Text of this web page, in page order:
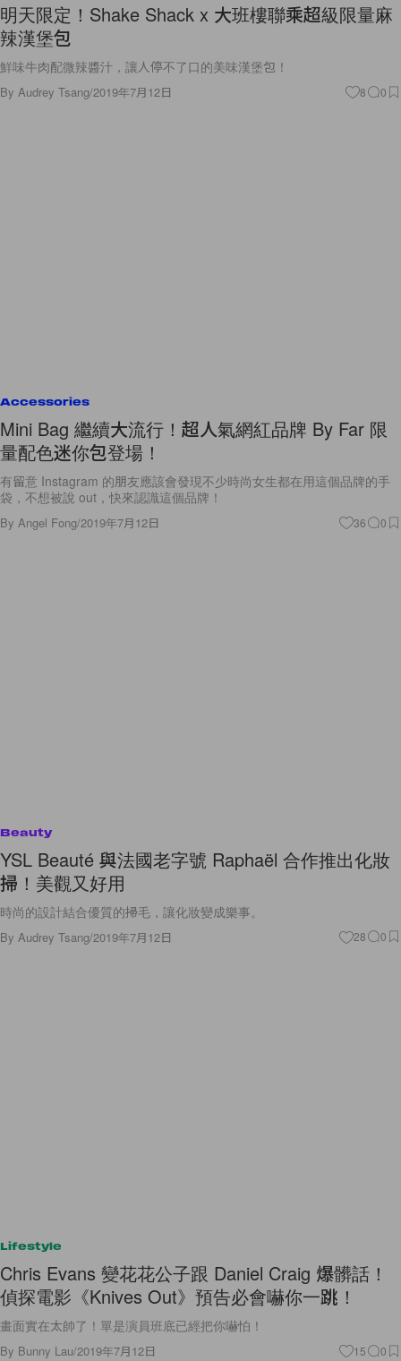
明天限定！Shake Shack x 大班樓聯乘超級限量麻
辣漢堡包
鮮味牛肉配微辣醬汁，讓人停不了口的美味漢堡包！
By Audrey Tsang/2019年7月12日 8 0
Accessories
Mini Bag 繼續大流行！超人氣網紅品牌 By Far 限
量配色迷你包登場！
有留意 Instagram 的朋友應該會發現不少時尚女生都在用這個品牌的手
袋，不想被說 out，快來認識這個品牌！
By Angel Fong/2019年7月12日 36 0
Beauty
YSL Beauté 與法國老字號 Raphaël 合作推出化妝
掃！美觀又好用
時尚的設計結合優質的掃毛，讓化妝變成樂事。
By Audrey Tsang/2019年7月12日 28 0
Lifestyle
Chris Evans 變花花公子跟 Daniel Craig 爆髒話！
偵探電影《Knives Out》預告必會嚇你一跳！
畫面實在太帥了！單是演員班底已經把你嚇怕！
By Bunny Lau/2019年7月12日 15 0